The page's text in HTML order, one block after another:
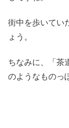
街中を歩いてい
ょう。
ちなみに、「茶
のようなものっ